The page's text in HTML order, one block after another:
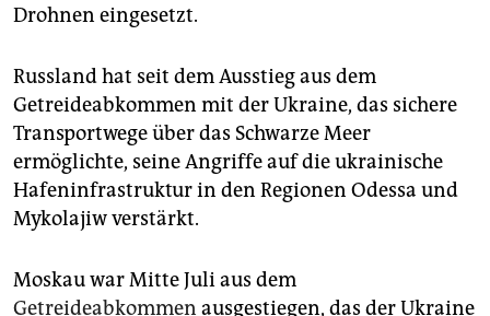
Drohnen eingesetzt.
Russland hat seit dem Ausstieg aus dem
Getreideabkommen mit der Ukraine, das sichere
Transportwege über das Schwarze Meer
ermöglichte, seine Angriffe auf die ukrainische
Hafeninfrastruktur in den Regionen Odessa und
Mykolajiw verstärkt.
Moskau war Mitte Juli aus dem
Getreideabkommen ausgestiegen, das der Ukraine